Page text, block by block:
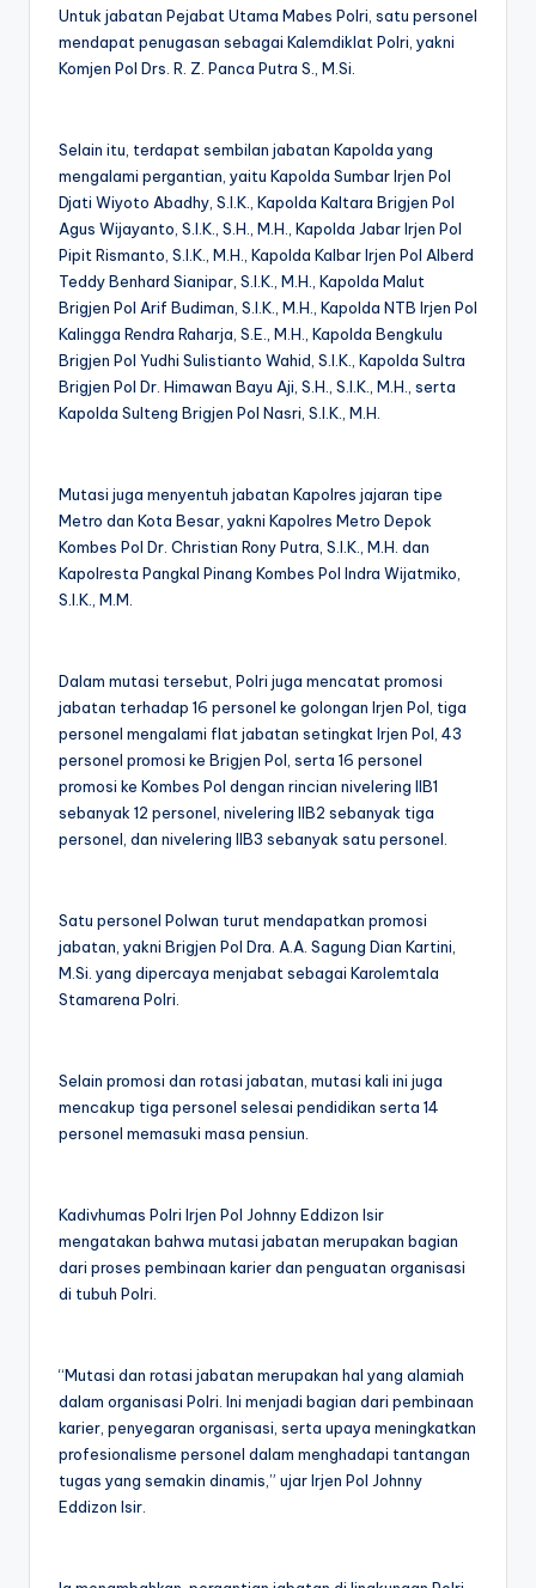
Untuk jabatan Pejabat Utama Mabes Polri, satu personel
mendapat penugasan sebagai Kalemdiklat Polri, yakni
Komjen Pol Drs. R. Z. Panca Putra S., M.Si.
Selain itu, terdapat sembilan jabatan Kapolda yang
mengalami pergantian, yaitu Kapolda Sumbar Irjen Pol
Djati Wiyoto Abadhy, S.I.K., Kapolda Kaltara Brigjen Pol
Agus Wijayanto, S.I.K., S.H., M.H., Kapolda Jabar Irjen Pol
Pipit Rismanto, S.I.K., M.H., Kapolda Kalbar Irjen Pol Alberd
Teddy Benhard Sianipar, S.I.K., M.H., Kapolda Malut
Brigjen Pol Arif Budiman, S.I.K., M.H., Kapolda NTB Irjen Pol
Kalingga Rendra Raharja, S.E., M.H., Kapolda Bengkulu
Brigjen Pol Yudhi Sulistianto Wahid, S.I.K., Kapolda Sultra
Brigjen Pol Dr. Himawan Bayu Aji, S.H., S.I.K., M.H., serta
Kapolda Sulteng Brigjen Pol Nasri, S.I.K., M.H.
Mutasi juga menyentuh jabatan Kapolres jajaran tipe
Metro dan Kota Besar, yakni Kapolres Metro Depok
Kombes Pol Dr. Christian Rony Putra, S.I.K., M.H. dan
Kapolresta Pangkal Pinang Kombes Pol Indra Wijatmiko,
S.I.K., M.M.
Dalam mutasi tersebut, Polri juga mencatat promosi
jabatan terhadap 16 personel ke golongan Irjen Pol, tiga
personel mengalami flat jabatan setingkat Irjen Pol, 43
personel promosi ke Brigjen Pol, serta 16 personel
promosi ke Kombes Pol dengan rincian nivelering IIB1
sebanyak 12 personel, nivelering IIB2 sebanyak tiga
personel, dan nivelering IIB3 sebanyak satu personel.
Satu personel Polwan turut mendapatkan promosi
jabatan, yakni Brigjen Pol Dra. A.A. Sagung Dian Kartini,
M.Si. yang dipercaya menjabat sebagai Karolemtala
Stamarena Polri.
Selain promosi dan rotasi jabatan, mutasi kali ini juga
mencakup tiga personel selesai pendidikan serta 14
personel memasuki masa pensiun.
Kadivhumas Polri Irjen Pol Johnny Eddizon Isir
mengatakan bahwa mutasi jabatan merupakan bagian
dari proses pembinaan karier dan penguatan organisasi
di tubuh Polri.
“Mutasi dan rotasi jabatan merupakan hal yang alamiah
dalam organisasi Polri. Ini menjadi bagian dari pembinaan
karier, penyegaran organisasi, serta upaya meningkatkan
profesionalisme personel dalam menghadapi tantangan
tugas yang semakin dinamis,” ujar Irjen Pol Johnny
Eddizon Isir.